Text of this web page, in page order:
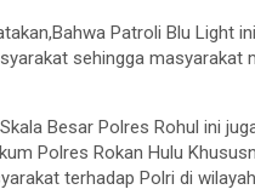
Patroli Blu Light
sehingga masyarakat
Besar Polres Rohul ini
Polres Rokan Hulu
terhadap Polri di